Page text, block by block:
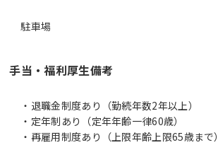
駐車場
手当・福利厚生備考
・退職金制度あり（勤続年数2年以上）
・定年制あり（定年年齢一律60歳）
・再雇用制度あり（上限年齢上限65歳まで）